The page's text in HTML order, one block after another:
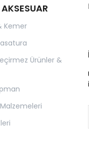
Kemer
Ürünler &